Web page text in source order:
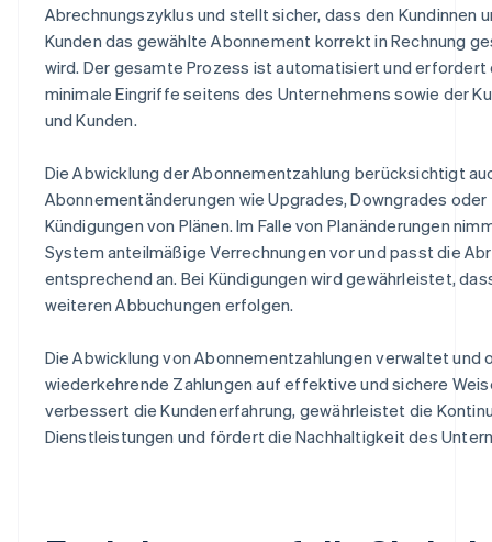
Abrechnungszyklus und stellt sicher, dass den Kundinnen
Kunden das gewählte Abonnement korrekt in Rechnung
wird. Der gesamte Prozess ist automatisiert und erfordert
minimale Eingriffe seitens des Unternehmens sowie der
und Kunden.
Die Abwicklung der Abonnementzahlung berücksichtigt
Abonnementänderungen wie Upgrades, Downgrades oder
Kündigungen von Plänen. Im Falle von Planänderungen
System anteilmäßige Verrechnungen vor und passt die
entsprechend an. Bei Kündigungen wird gewährleistet,
weiteren Abbuchungen erfolgen.
Die Abwicklung von Abonnementzahlungen verwaltet und
wiederkehrende Zahlungen auf effektive und sichere
verbessert die Kundenerfahrung, gewährleistet die
Dienstleistungen und fördert die Nachhaltigkeit des